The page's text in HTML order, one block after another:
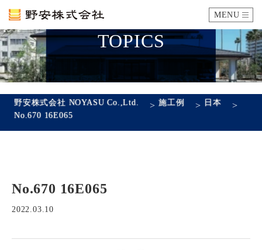
MENU
カタログ
企業情報
会社概要
採用情報
TOPICS
野安株式会社 NOYASU Co.,Ltd. >施工例 > 日本 >
No.670 16E065
No.670 16E065
2022.03.10